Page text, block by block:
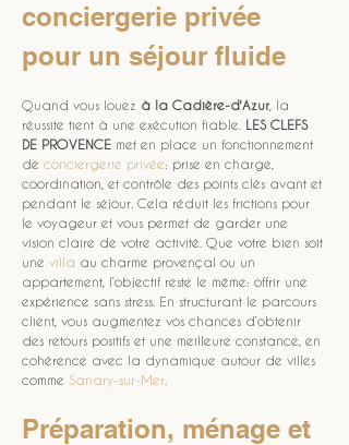
conciergerie privée
pour un séjour fluide
Quand vous louez à la Cadière-d'Azur , la
réussite tient à une exécution fiable. LES CLEFS
DE PROVENCE met en place un fonctionnement
de conciergerie privée: prise en charge,
coordination, et contrôle des points clés avant et
pendant le séjour. Cela réduit les frictions pour
le voyageur et vous permet de garder une
vision claire de votre activité. Que votre bien soit
une villa au charme provençal ou un
appartement, l’objectif reste le même: offrir une
expérience sans stress. En structurant le parcours
client, vous augmentez vos chances d’obtenir
des retours positifs et une meilleure constance, en
cohérence avec la dynamique autour de villes
comme Sanary-sur-Mer
Préparation, ménage et